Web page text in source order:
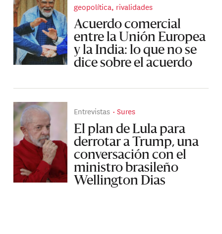
geopolítica, rivalidades
Acuerdo comercial
entre la Unión Europea
y la India: lo que no se
dice sobre el acuerdo
Entrevistas Sures
El plan de Lula para
derrotar a Trump, una
conversación con el
ministro brasileño
Wellington Dias